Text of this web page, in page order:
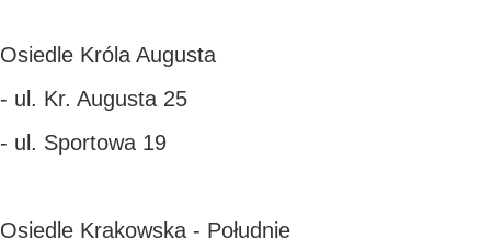
Osiedle Króla Augusta
- ul. Kr. Augusta 25
- ul. Sportowa 19
Osiedle Krakowska - Południe